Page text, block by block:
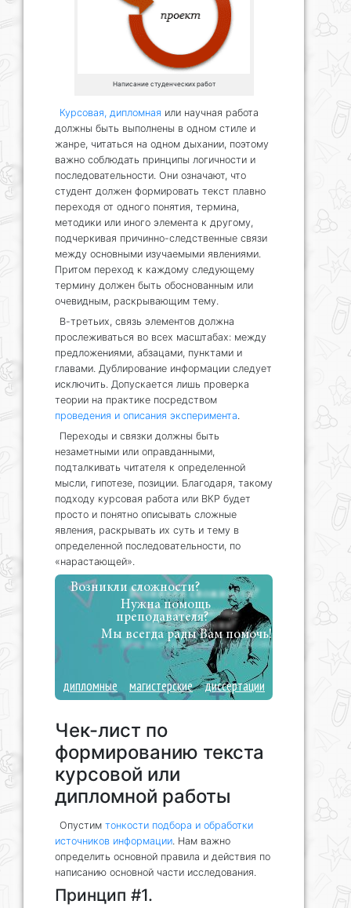
Написание студенческих работ
Курсовая, дипломная или научная работа
должны быть выполнены в одном стиле и
жанре, читаться на одном дыхании, поэтому
важно соблюдать принципы логичности и
последовательности. Они означают, что
студент должен формировать текст плавно
переходя от одного понятия, термина,
методики или иного элемента к другому,
подчеркивая причинно-следственные связи
между основными изучаемыми явлениями.
Притом переход к каждому следующему
термину должен быть обоснованным или
очевидным, раскрывающим тему.
В-третьих, связь элементов должна
прослеживаться во всех масштабах: между
предложениями, абзацами, пунктами и
главами. Дублирование информации следует
исключить. Допускается лишь проверка
теории на практике посредством
проведения и описания эксперимента
Переходы и связки должны быть
незаметными или оправданными,
подталкивать читателя к определенной
мысли, гипотезе, позиции. Благодаря, такому
подходу курсовая работа или ВКР будет
просто и понятно описывать сложные
явления, раскрывать их суть и тему в
определенной последовательности, по
«нарастающей».
Возникли сложности?
Нужна помощь
преподавателя?
Мы всегда рады Вам помочь!
дипломные магистерские диссертации
Чек-лист по
формированию текста
курсовой или
дипломной работы
Опустим тонкости подбора и обработки
источников информации . Нам важно
определить основной правила и действия по
написанию основной части исследования.
Принцип #1.